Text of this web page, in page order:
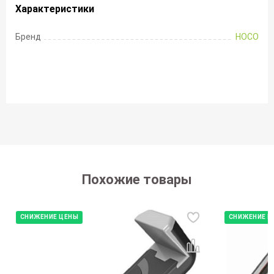
Характеристики
Бренд HOCO
Похожие товары
СНИЖЕНИЕ ЦЕНЫ СНИЖЕНИЕ